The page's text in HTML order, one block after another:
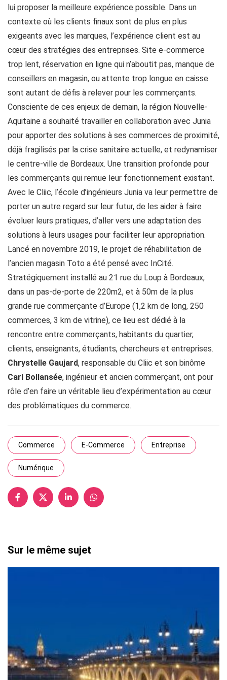
lui proposer la meilleure expérience possible. Dans un
contexte où les clients finaux sont de plus en plus
exigeants avec les marques, l’expérience client est au
cœur des stratégies des entreprises. Site e-commerce
trop lent, réservation en ligne qui n’aboutit pas, manque de
conseillers en magasin, ou attente trop longue en caisse
sont autant de défis à relever pour les commerçants.
Consciente de ces enjeux de demain, la région Nouvelle-
Aquitaine a souhaité travailler en collaboration avec Junia
pour apporter des solutions à ses commerces de proximité,
déjà fragilisés par la crise sanitaire actuelle, et redynamiser
le centre-ville de Bordeaux. Une transition profonde pour
les commerçants qui remue leur fonctionnement existant.
Avec le Cliic, l’école d’ingénieurs Junia va leur permettre de
porter un autre regard sur leur futur, de les aider à faire
évoluer leurs pratiques, d’aller vers une adaptation des
solutions à leurs usages pour faciliter leur appropriation.
Lancé en novembre 2019, le projet de réhabilitation de
l’ancien magasin Toto a été pensé avec InCité.
Stratégiquement installé au 21 rue du Loup à Bordeaux,
dans un pas-de-porte de 220m2, et à 50m de la plus
grande rue commerçante d’Europe (1,2 km de long, 250
commerces, 3 km de vitrine), ce lieu est dédié à la
rencontre entre commerçants, habitants du quartier,
clients, enseignants, étudiants, chercheurs et entreprises.
Chrystelle Gaujard, responsable du Cliic et son binôme
Carl Bollansée, ingénieur et ancien commerçant, ont pour
rôle d’en faire un véritable lieu d’expérimentation au cœur
des problématiques du commerce.
Commerce E-Commerce Entreprise
Numérique
Sur le même sujet